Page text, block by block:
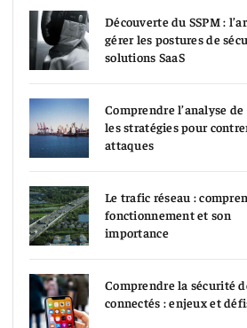
Découverte du SSPM :
gérer les postures de
solutions SaaS
Comprendre l’analyse
les stratégies pour
attaques
Le trafic réseau :
fonctionnement et son
importance
Comprendre la sécurité
connectés : enjeux et